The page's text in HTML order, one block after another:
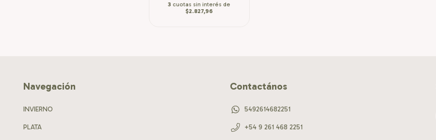
3 cuotas sin interés de
$2.827,96
Navegación
INVIERNO
PLATA
Contactános
5492614682251
+54 9 261 468 2251